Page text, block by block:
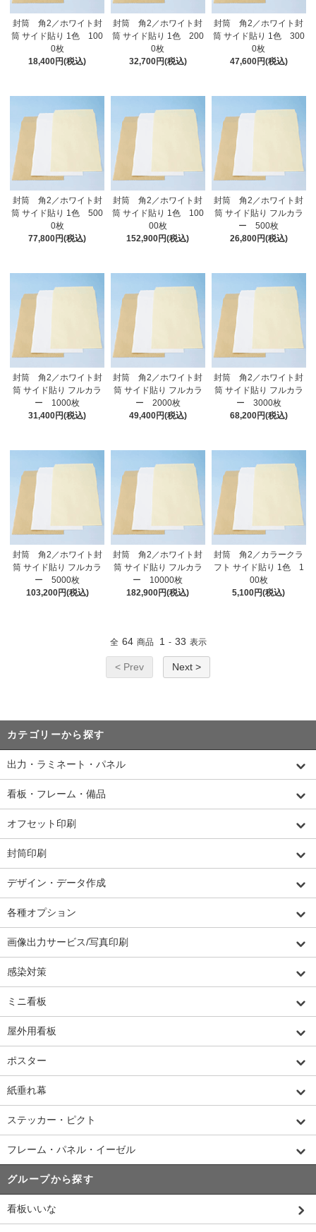
封筒 角2／ホワイト封
筒 サイド貼り 1色 100
0枚
18,400円(税込)
封筒 角2／ホワイト封
筒 サイド貼り 1色 200
0枚
32,700円(税込)
封筒 角2／ホワイト封
筒 サイド貼り 1色 300
0枚
47,600円(税込)
封筒 角2／ホワイト封
筒 サイド貼り 1色 500
0枚
77,800円(税込)
封筒 角2／ホワイト封
筒 サイド貼り 1色 100
00枚
152,900円(税込)
封筒 角2／ホワイト封
筒 サイド貼り フルカラ
ー 500枚
26,800円(税込)
封筒 角2／ホワイト封
筒 サイド貼り フルカラ
ー 1000枚
31,400円(税込)
封筒 角2／ホワイト封
筒 サイド貼り フルカラ
ー 2000枚
49,400円(税込)
封筒 角2／ホワイト封
筒 サイド貼り フルカラ
ー 3000枚
68,200円(税込)
封筒 角2／ホワイト封
筒 サイド貼り フルカラ
ー 5000枚
103,200円(税込)
封筒 角2／ホワイト封
筒 サイド貼り フルカラ
ー 10000枚
182,900円(税込)
封筒 角2／カラークラ
フト サイド貼り 1色 1
00枚
5,100円(税込)
全 64 商品 1 - 33 表示
< Prev Next >
カテゴリーから探す
出力・ラミネート・パネル
看板・フレーム・備品
オフセット印刷
封筒印刷
デザイン・データ作成
各種オプション
画像出力サービス/写真印刷
感染対策
ミニ看板
屋外用看板
ポスター
紙垂れ幕
ステッカー・ピクト
フレーム・パネル・イーゼル
グループから探す
看板いいな